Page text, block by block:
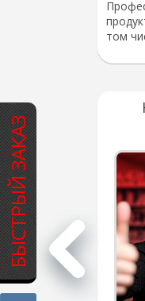
БЫСТРЫЙ ЗАКАЗ
том
для
смены шин на
подробнее...